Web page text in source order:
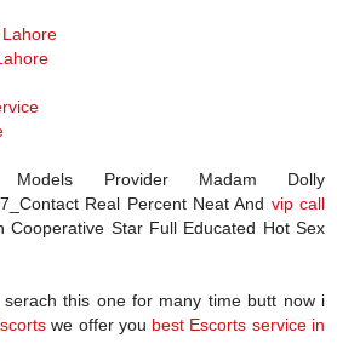
Models Provider Madam Dolly
Real Percent Neat And vip call
Cooperative Star Full Educated Hot Sex
this one for many time butt now i
we offer you best Escorts service in